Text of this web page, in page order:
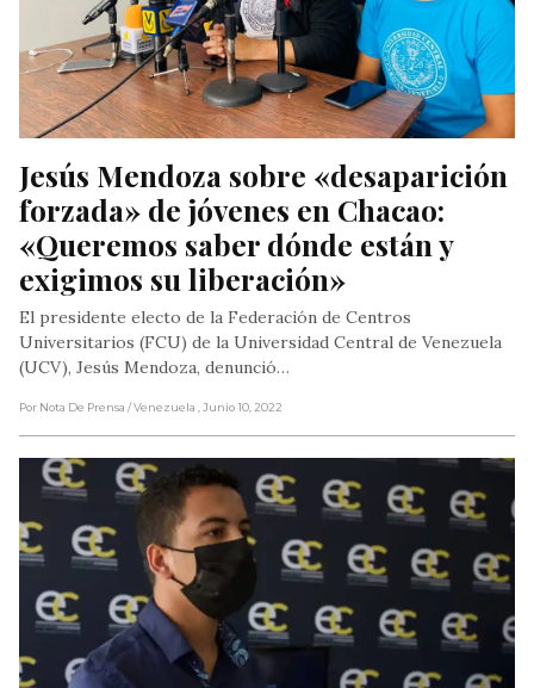
Jesús Mendoza sobre «desaparición
forzada» de jóvenes en Chacao:
«Queremos saber dónde están y
exigimos su liberación»
El presidente electo de la Federación de Centros
Universitarios (FCU) de la Universidad Central de Venezuela
(UCV), Jesús Mendoza, denunció…
Por Nota De Prensa / Venezuela , Junio 10, 2022